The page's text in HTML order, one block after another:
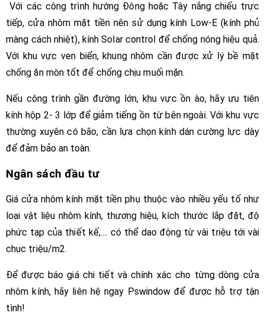
Với các công trình hướng Đông hoặc Tây nắng chiếu trực
tiếp, cửa nhôm mặt tiền nên sử dụng kính Low-E (kính phủ
màng cách nhiệt), kính Solar control để chống nóng hiệu quả.
Với khu vực ven biển, khung nhôm cần được xử lý bề mặt
chống ăn mòn tốt để chống chịu muối mặn.
Nếu công trình gần đường lớn, khu vực ồn ào, hãy ưu tiên
kính hộp 2- 3 lớp để giảm tiếng ồn từ bên ngoài. Với khu vực
thường xuyên có bão, cần lựa chọn kính dán cường lực dày
để đảm bảo an toàn.
Ngân sách đầu tư
Giá cửa nhôm kính mặt tiền phụ thuộc vào nhiều yếu tố như
loại vật liệu nhôm kính, thương hiệu, kích thước lắp đặt, độ
phức tạp của thiết kế,.... có thể dao động từ vài triệu tới vài
chục triệu/m2.
Để được báo giá chi tiết và chính xác cho từng dòng cửa
nhôm kính, hãy liên hệ ngay Pswindow để được hỗ trợ tận
tình!